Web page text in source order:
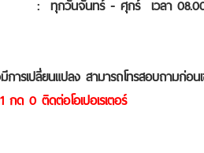
ารเปลี่ยนแปลง สามารถโทรสอบถามก่อน
กด 0 ติดต่อโอเปอเรเตอร์